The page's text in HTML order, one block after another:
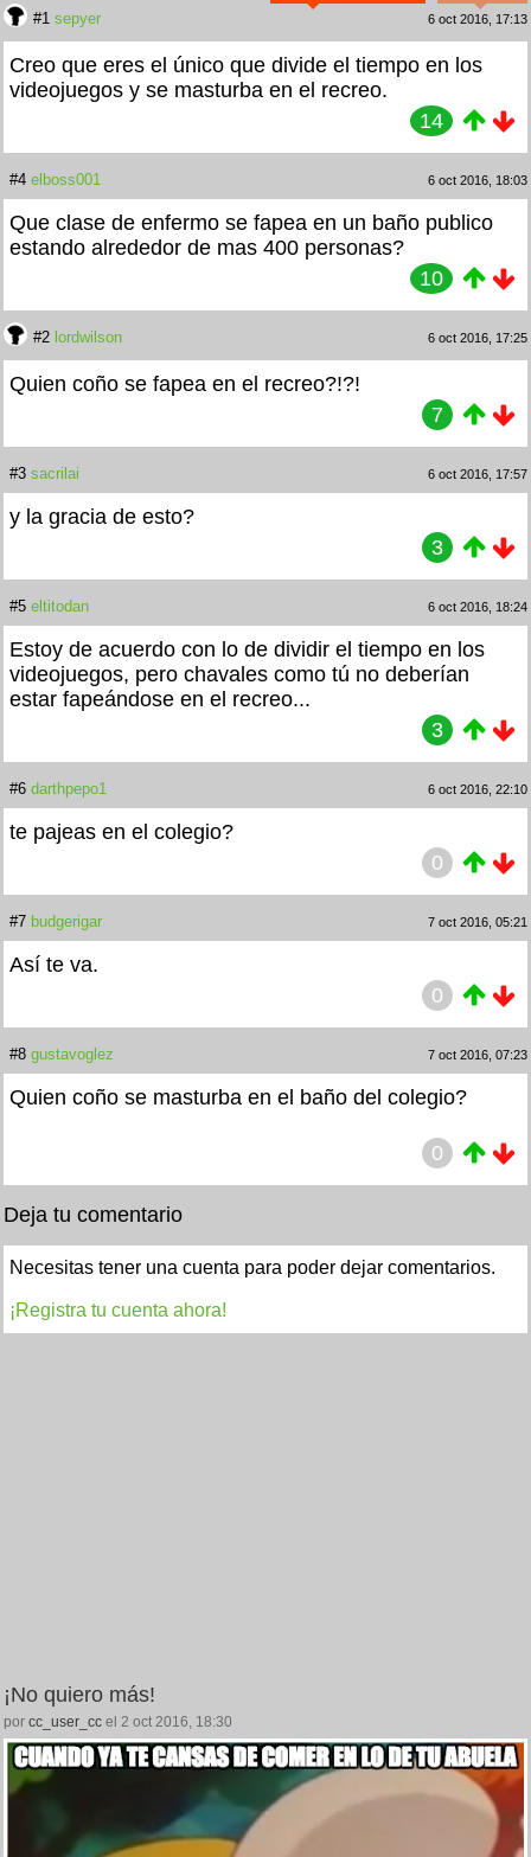
#1 sepyer 6 oct 2016, 17:13
Creo que eres el único que divide el tiempo en los
videojuegos y se masturba en el recreo.
14
#4 elboss001 6 oct 2016, 18:03
Que clase de enfermo se fapea en un baño publico
estando alrededor de mas 400 personas?
10
#2 lordwilson 6 oct 2016, 17:25
Quien coño se fapea en el recreo?!?!
7
#3 sacrilai 6 oct 2016, 17:57
y la gracia de esto?
3
#5 eltitodan 6 oct 2016, 18:24
Estoy de acuerdo con lo de dividir el tiempo en los
videojuegos, pero chavales como tú no deberían
estar fapeándose en el recreo...
3
#6 darthpepo1 6 oct 2016, 22:10
te pajeas en el colegio?
0
#7 budgerigar 7 oct 2016, 05:21
Así te va.
0
#8 gustavoglez 7 oct 2016, 07:23
Quien coño se masturba en el baño del colegio?
0
Deja tu comentario
Necesitas tener una cuenta para poder dejar comentarios.
¡Registra tu cuenta ahora!
¡No quiero más!
por cc_user_cc el 2 oct 2016, 18:30